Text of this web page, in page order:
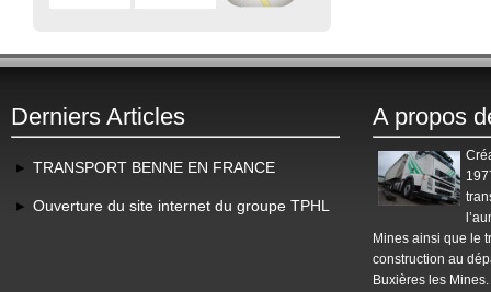
Derniers Articles
TRANSPORT BENNE EN FRANCE
Ouverture du site internet du groupe TPHL
A propos
Mines ainsi que le
construction au
Buxières les